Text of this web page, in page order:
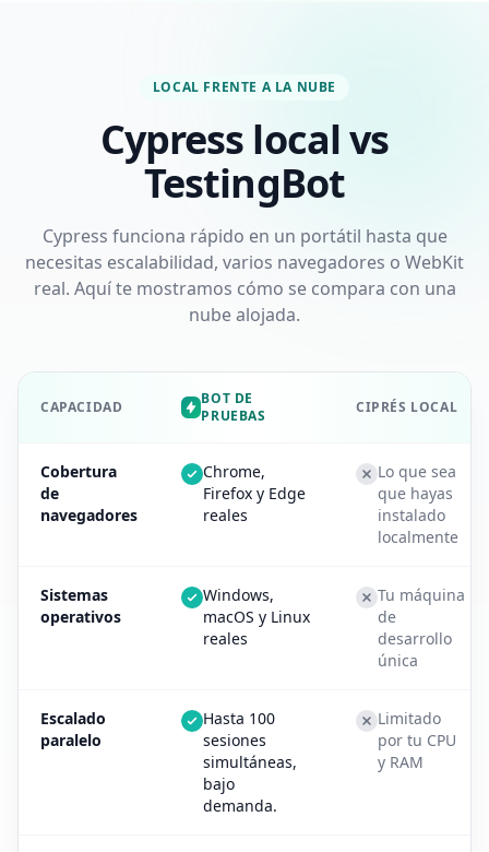
LOCAL FRENTE A LA NUBE
Cypress local vs
TestingBot
Cypress funciona rápido en un portátil hasta que
necesitas escalabilidad, varios navegadores o WebKit
real. Aquí te mostramos cómo se compara con una
nube alojada.
CAPACIDAD
BOT DE
PRUEBAS
CIPRÉS LOCAL
Cobertura
de
navegadores
Chrome,
Firefox y Edge
reales
Lo que sea
que hayas
instalado
localmente
Sistemas
operativos
Windows,
macOS y Linux
reales
Tu máquina
de
desarrollo
única
Escalado
paralelo
Hasta 100
sesiones
simultáneas,
bajo
demanda.
Limitado
por tu CPU
y RAM